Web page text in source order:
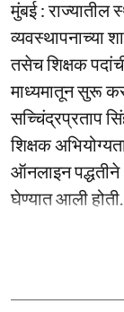
मुंबई : राज्यातील
व्यवस्थापनाच्या
तसेच शिक्षक
माध्यमातून सुरू
सच्चिंद्रप्रताप
शिक्षक
ऑनलाइन
घेण्यात आली होती.